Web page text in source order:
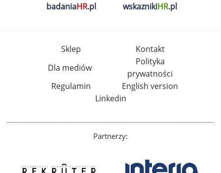
badaniaHR.pl wskaznikiHR.pl
Sklep
Kontakt
Dla mediów
Polityka
prywatności
Regulamin
English version
Linkedin
Partnerzy: